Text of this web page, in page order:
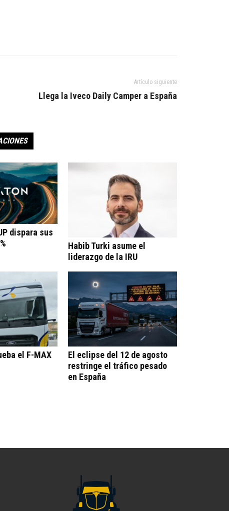
Artículo siguiente
Llega la Iveco Daily Camper a España
dispara sus
Habib Turki asume el
liderazgo de la IRU
el F-MAX
El eclipse del 12 de agosto
restringe el tráfico pesado
en España